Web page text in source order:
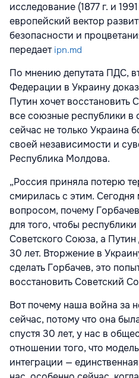
исследование (1877 г. и
европейский вектор
безопасности и
передает ipn.md
По мнению депутата ПДС,
Федерации в Украину
Путин хочет восстановить
все союзные республики
сейчас не только Украина
своей независимости и
Республика Молдова.
„Россия приняла потерю
смирилась с этим. Сегодня
вопросом, почему
для того, чтобы
Советского Союза, а Путин
30 лет. Вторжение в
сделать Горбачев, это
восстановить Советский
Вот почему наша война за
сейчас, потому что она
спустя 30 лет, у нас в
отношении того, что
интеграции —